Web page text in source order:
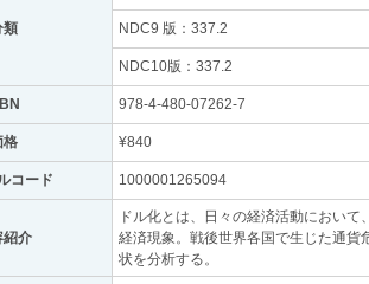
類 NDC9 版：337.2
NDC10版：337.2
978-4-480-07262-7
格 ¥840
コード 1000001265094
紹介
ドル化とは、日々の経済活動におい
経済現象。戦後世界各国で生じた通貨
状を分析する。